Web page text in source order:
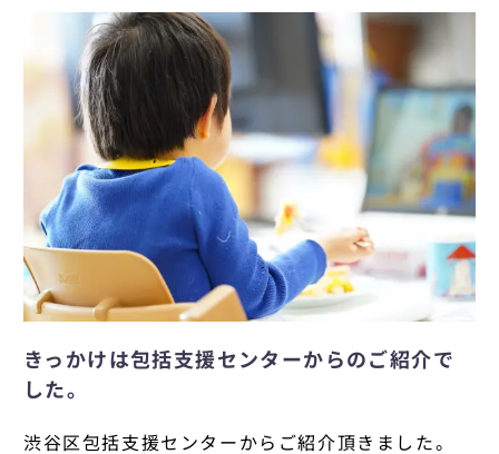
きっかけは包括支援センターからのご紹介で
した。
渋谷区包括支援センターからご紹介頂きました。